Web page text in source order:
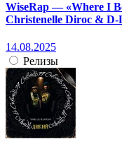
WiseRap — «Where I
Christenelle Diroc &
14.08.2025
Релизы